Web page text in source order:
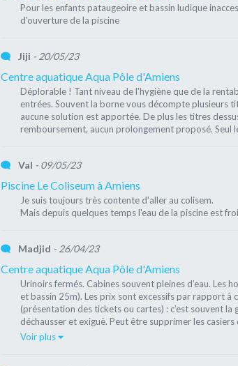
Pour les enfants pataugeoire et bassin ludique
d'ouverture de la piscine
Jiji - 20/05/23
Centre aquatique Aqua Pôle d'Amiens
Déplorable ! Tant niveau de l'hygiène que de la
entrées. Souvent la borne vous décompte plusieurs
aucune solution est apportée. De plus les titres
remboursement, aucun prolongement proposé. Seul
Val - 09/05/23
Piscine Le Coliseum à Amiens
Je suis toujours très contente d'aller au colisem.
Mais depuis quelques temps l'eau de la piscine est
Madjid - 26/04/23
Centre aquatique Aqua Pôle d'Amiens
Urinoirs fermés. Cabines souvent pleines d’eau. Les
et bassin 25m). Les prix sont excessifs par rapport à
(présentation des tickets ou cartes) : c’est souvent la
déchausser et exiguë. Peut être supprimer les
Voir plus